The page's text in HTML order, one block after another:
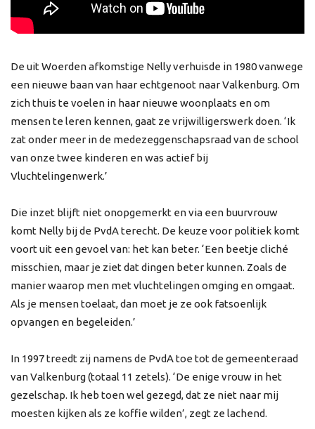
De uit Woerden afkomstige Nelly verhuisde in 1980 vanwege
een nieuwe baan van haar echtgenoot naar Valkenburg. Om
zich thuis te voelen in haar nieuwe woonplaats en om
mensen te leren kennen, gaat ze vrijwilligerswerk doen. ‘Ik
zat onder meer in de medezeggenschapsraad van de school
van onze twee kinderen en was actief bij
Vluchtelingenwerk.’
Die inzet blijft niet onopgemerkt en via een buurvrouw
komt Nelly bij de PvdA terecht. De keuze voor politiek komt
voort uit een gevoel van: het kan beter. ‘Een beetje cliché
misschien, maar je ziet dat dingen beter kunnen. Zoals de
manier waarop men met vluchtelingen omging en omgaat.
Als je mensen toelaat, dan moet je ze ook fatsoenlijk
opvangen en begeleiden.’
In 1997 treedt zij namens de PvdA toe tot de gemeenteraad
van Valkenburg (totaal 11 zetels). ‘De enige vrouw in het
gezelschap. Ik heb toen wel gezegd, dat ze niet naar mij
moesten kijken als ze koffie wilden’, zegt ze lachend.